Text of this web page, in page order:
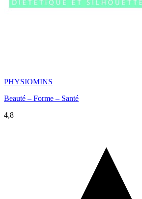
PHYSIOMINS
Beauté – Forme – Santé
4,8